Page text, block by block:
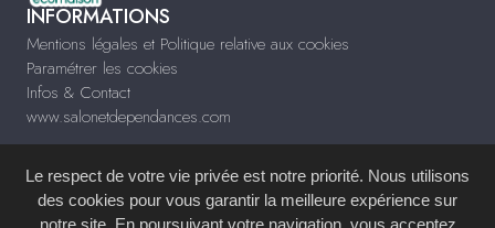
INFORMATIONS
Mentions légales et Politique relative aux cookies
Paramétrer les cookies
Infos & Contact
www.salonetdependances.com
Le respect de votre vie privée est notre priorité. Nous utilisons
des cookies pour vous garantir la meilleure expérience sur
notre site. En poursuivant votre navigation, vous acceptez